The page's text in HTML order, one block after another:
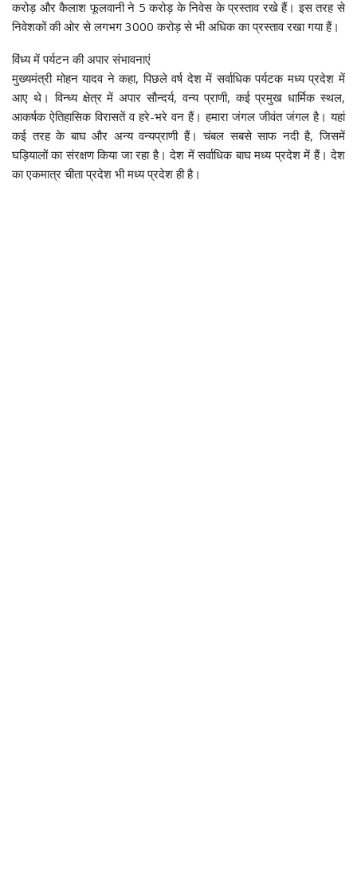
करोड़ और कैलाश फूलवानी ने 5 करोड़ के निवेस के प्रस्ताव रखे हैं। इस तरह से
निवेशकों की ओर से लगभग 3000 करोड़ से भी अधिक का प्रस्ताव रखा गया हैं।
विंध्य में पर्यटन की अपार संभावनाएं
मुख्यमंत्री मोहन यादव ने कहा, पिछले वर्ष देश में सर्वाधिक पर्यटक मध्य प्रदेश में
आए थे। विन्ध्य क्षेत्र में अपार सौन्दर्य, वन्य प्राणी, कई प्रमुख धार्मिक स्थल,
आकर्षक ऐतिहासिक विरासतें व हरे-भरे वन हैं। हमारा जंगल जीवंत जंगल है। यहां
कई तरह के बाघ और अन्य वन्यप्राणी हैं। चंबल सबसे साफ नदी है, जिसमें
घड़ियालों का संरक्षण किया जा रहा है। देश में सर्वाधिक बाघ मध्य प्रदेश में हैं। देश
का एकमात्र चीता प्रदेश भी मध्य प्रदेश ही है।